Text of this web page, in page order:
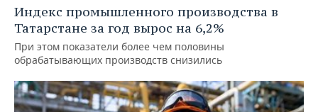
Индекс промышленного производства в
Татарстане за год вырос на 6,2%
При этом показатели более чем половины
обрабатывающих производств снизились